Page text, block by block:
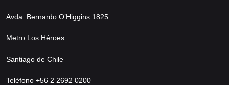
Avda. Bernardo O’Higgins 1825
Metro Los Héroes
Santiago de Chile
Teléfono +56 2 2692 0200